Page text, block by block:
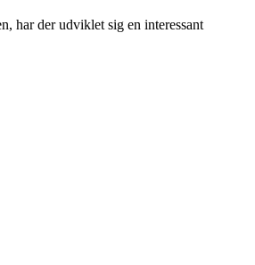
har der udviklet sig en interessant